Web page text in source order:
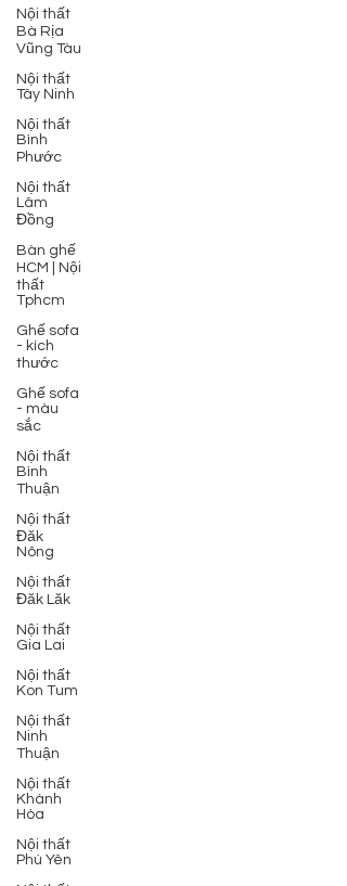
Nội thất
Bà Rịa
Vũng Tàu
Nội thất
Tây Ninh
Nội thất
Bình
Phước
Nội thất
Lâm
Đồng
Bàn ghế
HCM | Nội
thất
Tphcm
Ghế sofa
- kích
thước
Ghế sofa
- màu
sắc
Nội thất
Bình
Thuận
Nội thất
Đăk
Nông
Nội thất
Đăk Lăk
Nội thất
Gia Lai
Nội thất
Kon Tum
Nội thất
Ninh
Thuận
Nội thất
Khánh
Hòa
Nội thất
Phú Yên